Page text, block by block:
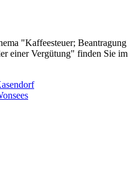
"Kaffeesteuer; Beantragung
einer Vergütung" finden Sie im